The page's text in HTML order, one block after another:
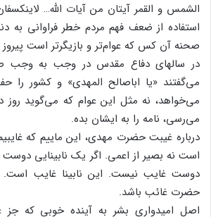
استفاده‌ از ضعف‌ فهم‌ مردم‌ خطر فراوانی‌ به‌
صحنه‌ آن‌ کس‌ که‌ عوام‌تر و بازیگرتر است‌
در سالهای‌ دفاع‌ مقدس‌ در وجب‌ به‌ وجب‌
می‌گفتند «یا اباصالح‌ المهدی‌» و کشور را
می‌خواهد، نه‌ مثل‌ این‌ عوام‌ که‌ می‌گوید
می‌رسی‌، نامه‌ را به‌ ایشان‌ بده‌.
درباره‌ غیبت‌ حضرت‌ مهدی‌، این‌ ماییم‌ که‌
است‌ نه‌ بصیر از اعمی‌. اگر یک‌ نابینایی‌
دوست‌ غایب‌ نیست‌. این‌ نابینا غایب‌
حضرت‌ غائب‌ باشد.
اصل‌ امیدواری‌ بشر به‌ آینده‌ خوبی‌ که‌